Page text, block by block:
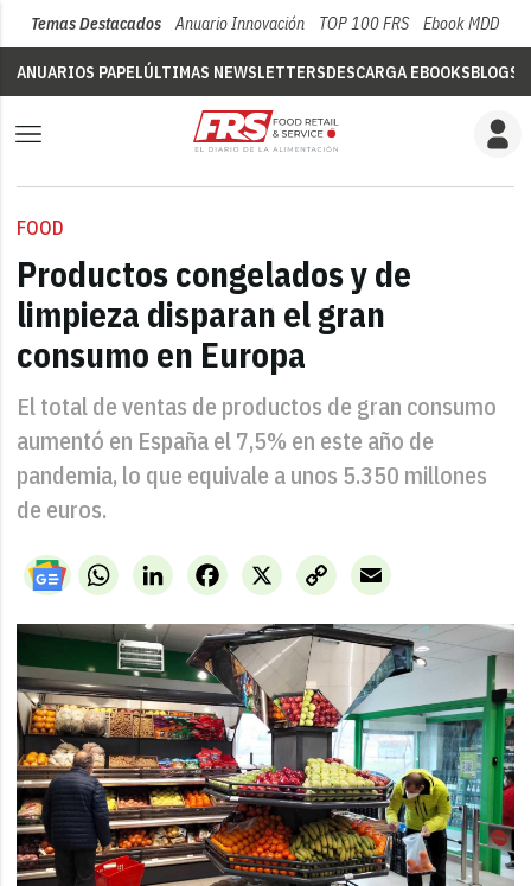
Temas Destacados Anuario Innovación TOP 100 FRS Ebook MDD
ANUARIOS PAPELÚLTIMAS NEWSLETTERSDESCARGA EBOOKSBLOGS
FOOD
Productos congelados y de
limpieza disparan el gran
consumo en Europa
El total de ventas de productos de gran consumo
aumentó en España el 7,5% en este año de
pandemia, lo que equivale a unos 5.350 millones
de euros.
WhatsAppLinkedIn X
Facebook
Copy
Link
Email